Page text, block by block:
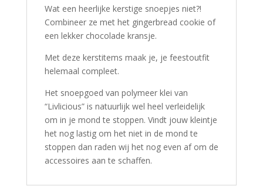
Wat een heerlijke kerstige snoepjes niet?!
Combineer ze met het gingerbread cookie of
een lekker chocolade kransje.
Met deze kerstitems maak je, je feestoutfit
helemaal compleet.
Het snoepgoed van polymeer klei van
“Livlicious” is natuurlijk wel heel verleidelijk
om in je mond te stoppen. Vindt jouw kleintje
het nog lastig om het niet in de mond te
stoppen dan raden wij het nog even af om de
accessoires aan te schaffen.